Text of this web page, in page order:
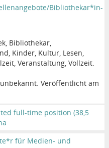
Bibliothekar*in-
Bibliothekar,
Kinder, Kultur, Lesen,
Veranstaltung, Vollzeit.
Veröffentlicht am
full-time position (38,5
für Medien- und